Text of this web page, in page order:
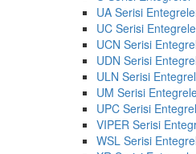
UA Serisi
UC Serisi
UCN Serisi
UDN Serisi
ULN Serisi
UM Serisi
UPC Serisi
VIPER Serisi
WSL Serisi